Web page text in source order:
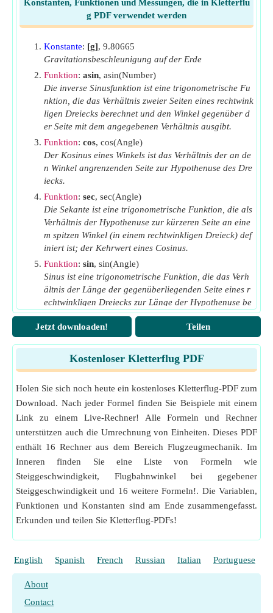
Konstanten, Funktionen und Messungen, die in Kletterflu
g PDF verwendet werden
Konstante: [g], 9.80665
Gravitationsbeschleunigung auf der Erde
Funktion: asin, asin(Number)
Die inverse Sinusfunktion ist eine trigonometrische Fu
nktion, die das Verhältnis zweier Seiten eines rechtwink
ligen Dreiecks berechnet und den Winkel gegenüber d
er Seite mit dem angegebenen Verhältnis ausgibt.
Funktion: cos, cos(Angle)
Der Kosinus eines Winkels ist das Verhältnis der an de
n Winkel angrenzenden Seite zur Hypothenuse des Dre
iecks.
Funktion: sec, sec(Angle)
Die Sekante ist eine trigonometrische Funktion, die als
Verhältnis der Hypothenuse zur kürzeren Seite an eine
m spitzen Winkel (in einem rechtwinkligen Dreieck) def
iniert ist; der Kehrwert eines Cosinus.
Funktion: sin, sin(Angle)
Sinus ist eine trigonometrische Funktion, die das Verh
ältnis der Länge der gegenüberliegenden Seite eines r
echtwinkligen Dreiecks zur Länge der Hypothenuse be
schreibt.
Messung:Macht
Macht Einheitenumrechnung
Messung:Gewichtin Kilogramm (kg)
Gewicht Einheitenumrechnung
Messung:Winkelin Bogenmaß (rad)
Winkel Einheitenumrechnung
Messung
Geschwindigkeitin Meter pro Sekunde (m/
s)
Geschwindigkeit Einheitenumrechnung
Messung: Länge
in Meter (m)
Länge Einheitenumrechnung
Messung :Leistung in Watt (W)
Messung :Beschleunigung
in Meter / Quadratsekunde
Beschleunigung Einheitenumrechnung
Jetzt downloaden! Teilen
Kostenloser Kletterflug PDF
Holen Sie sich noch heute ein kostenloses Kletterflug-PDF zum
Download. Nach jeder Formel finden Sie Beispiele mit einem
Link zu einem Live-Rechner! Alle Formeln und Rechner
unterstützen auch die Umrechnung von Einheiten. Dieses PDF
enthält 16 Rechner aus dem Bereich Flugzeugmechanik. Im
Inneren finden Sie eine Liste von Formeln wie
Steiggeschwindigkeit, Flugbahnwinkel bei gegebener
Steiggeschwindigkeit und 16 weitere Formeln!. Die Variablen,
Funktionen und Konstanten sind am Ende zusammengefasst.
Erkunden und teilen Sie Kletterflug-PDFs!
English Spanish French Russian Italian Portuguese
About
Contact